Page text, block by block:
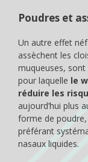
Poudres et
Un autre effet
assèchent les
muqueuses, sont
pour laquelle le
réduire les
aujourd’hui plus
forme de
préférant
nasaux liquides.